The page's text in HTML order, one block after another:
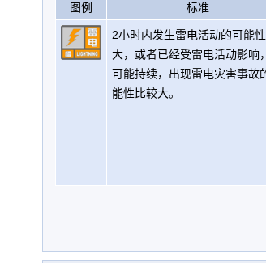
图例 标准
2小时内发生雷电活动的可能
大，或者已经受雷电活动影响
可能持续，出现雷电灾害事故
能性比较大。